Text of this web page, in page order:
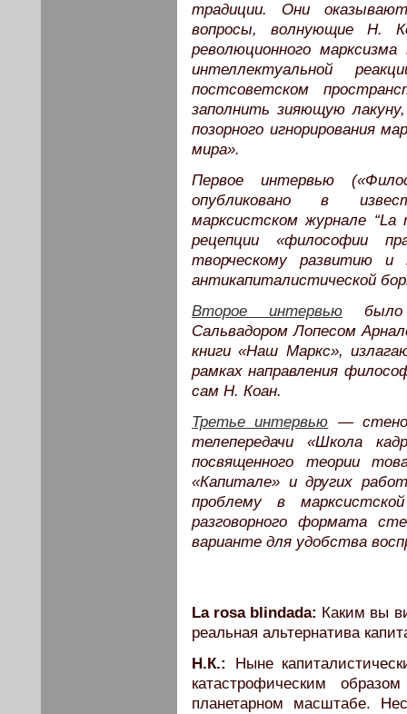
традиции. Они
вопросы, волнующие Н.
революционного
интеллектуальной
постсоветском
заполнить зияющую
позорного игнорирования
мира».
Первое интервью
опубликовано в
марксистском журнале
рецепции «философии
творческому развитию и
антикапиталистической
Второе интервью было
Сальвадором Лопесом
книги «Наш Маркс»,
рамках направления
сам Н. Коан.
Третье интервью —
телепередачи «Школа
посвященного теории
«Капитале» и других
проблему в
разговорного формата
варианте для удобства
La rosa blindada: Каким вы
реальная альтернатива
Н.К.:
Ныне
катастрофическим
планетарном масштабе.